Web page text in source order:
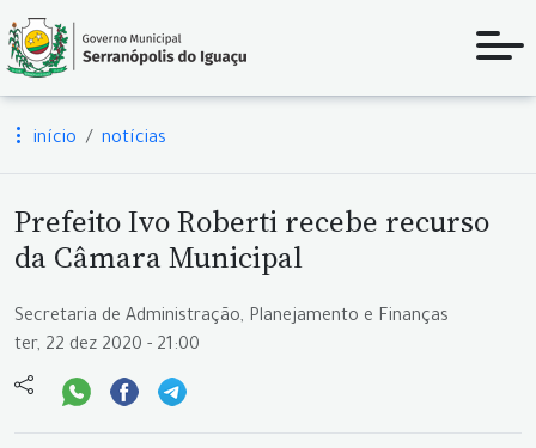
início notícias
Prefeito Ivo Roberti recebe recurso
da Câmara Municipal
Secretaria de Administração, Planejamento e Finanças
ter, 22 dez 2020 - 21:00